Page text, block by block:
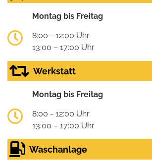
Montag bis Freitag
8:00 - 12:00 Uhr
13:00 – 17:00 Uhr
Werkstatt
Montag bis Freitag
8:00 - 12:00 Uhr
13:00 – 17:00 Uhr
Waschanlage